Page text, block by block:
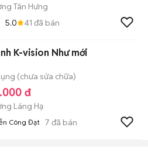
Tân Hưng
5.0 41 đã bán
K-vision Như mới
(chưa sửa chữa)
đ
Láng Hạ
Công Đạt 7 đã bán